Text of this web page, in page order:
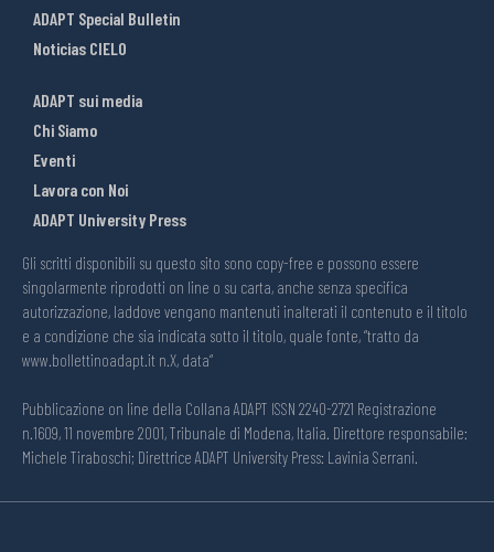
ADAPT Special Bulletin
Noticias CIELO
ADAPT sui media
Chi Siamo
Eventi
Lavora con Noi
ADAPT University Press
Gli scritti disponibili su questo sito sono copy-free e possono essere
singolarmente riprodotti on line o su carta, anche senza specifica
autorizzazione, laddove vengano mantenuti inalterati il contenuto e il titolo
e a condizione che sia indicata sotto il titolo, quale fonte, “tratto da
www.bollettinoadapt.it n.X, data“
Pubblicazione on line della Collana ADAPT ISSN 2240-2721 Registrazione
n.1609, 11 novembre 2001, Tribunale di Modena, Italia. Direttore responsabile:
Michele Tiraboschi; Direttrice ADAPT University Press: Lavinia Serrani.